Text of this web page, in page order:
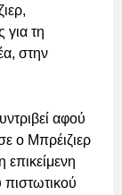
για τη
στην
αφού
ο Μπρέιζιερ
πιστωτικού